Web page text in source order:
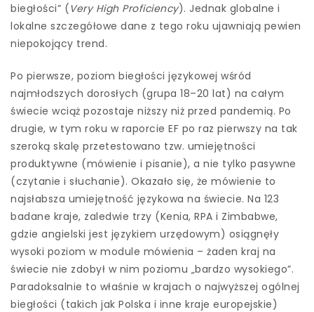
biegłości” (Very High Proficiency). Jednak globalne i
lokalne szczegółowe dane z tego roku ujawniają pewien
niepokojący trend.
Po pierwsze, poziom biegłości językowej wśród
najmłodszych dorosłych (grupa 18–20 lat) na całym
świecie wciąż pozostaje niższy niż przed pandemią. Po
drugie, w tym roku w raporcie EF po raz pierwszy na tak
szeroką skalę przetestowano tzw. umiejętności
produktywne (mówienie i pisanie), a nie tylko pasywne
(czytanie i słuchanie). Okazało się, że mówienie to
najsłabsza umiejętność językowa na świecie. Na 123
badane kraje, zaledwie trzy (Kenia, RPA i Zimbabwe,
gdzie angielski jest językiem urzędowym) osiągnęły
wysoki poziom w module mówienia – żaden kraj na
świecie nie zdobył w nim poziomu „bardzo wysokiego”.
Paradoksalnie to właśnie w krajach o najwyższej ogólnej
biegłości (takich jak Polska i inne kraje europejskie)